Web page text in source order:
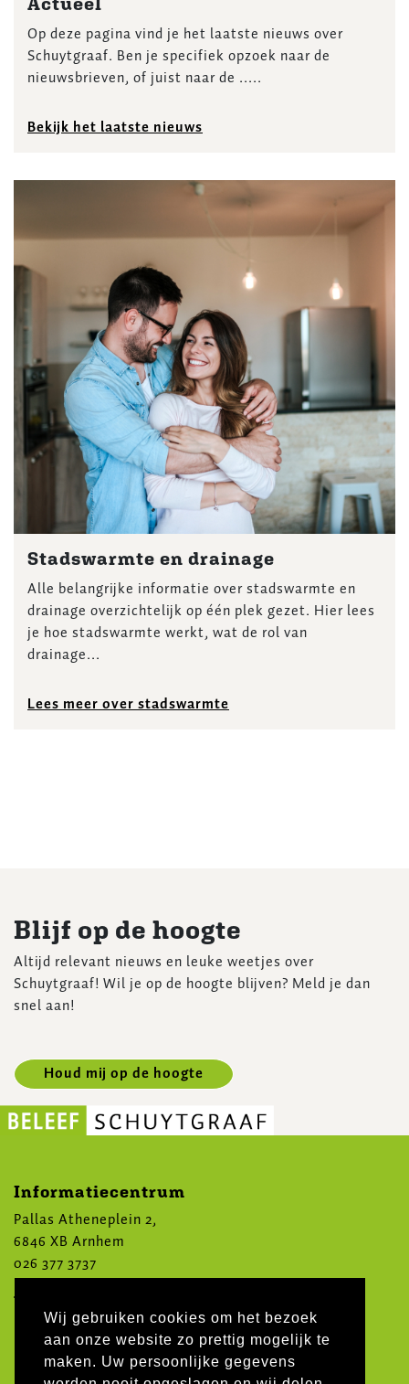
Wij gebruiken cookies om het bezoek
aan onze website zo prettig mogelijk te
maken. Uw persoonlijke gegevens
Op deze pagina vind je het laatste nieuws over
Schuytgraaf. Ben je specifiek opzoek naar de
nieuwsbrieven, of juist naar de .....
Bekijk het laatste nieuws
Stadswarmte en drainage
Alle belangrijke informatie over stadswarmte en
drainage overzichtelijk op één plek gezet. Hier lees
je hoe stadswarmte werkt, wat de rol van
drainage...
Lees meer over stadswarmte
Blijf op de hoogte
Altijd relevant nieuws en leuke weetjes over
Schuytgraaf! Wil je op de hoogte blijven? Meld je dan
snel aan!
Houd mij op de hoogte
Informatiecentrum
Pallas Atheneplein 2,
6846 XB Arnhem
026 377 3737
Volg ons op social media